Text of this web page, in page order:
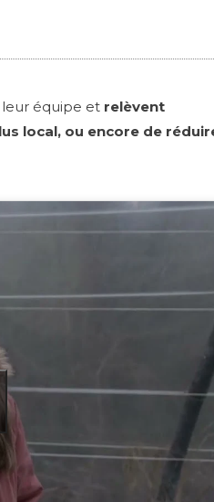
leur équipe et relèvent
local, ou encore de